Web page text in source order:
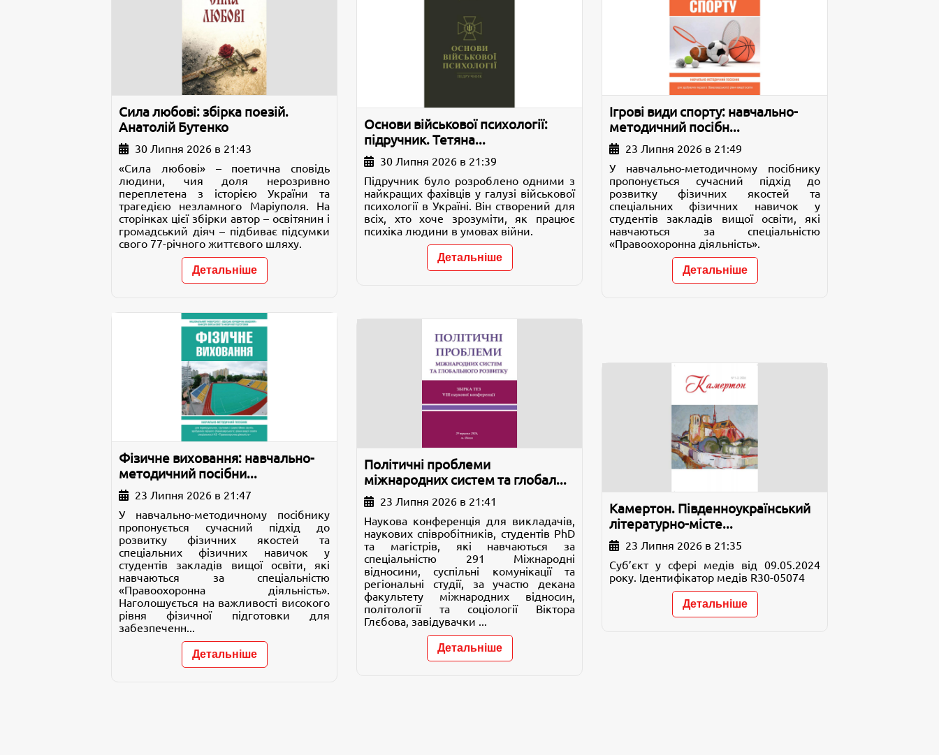
Сила любові: збірка поезій.
Анатолій Бутенко
30 Липня 2026 в 21:43
«Сила любові» – поетична сповідь
людини, чия доля нерозривно
переплетена з історією України та
трагедією незламного Маріуполя. На
сторінках цієї збірки автор – освітянин і
громадський діяч – підбиває підсумки
свого 77-річного життєвого шляху.
Детальніше
Основи військової психології:
підручник. Тетяна...
30 Липня 2026 в 21:39
Підручник було розроблено одними з
найкращих фахівців у галузі військової
психології в Україні. Він створений для
всіх, хто хоче зрозуміти, як працює
психіка людини в умовах війни.
Детальніше
Ігрові види спорту: навчально-
методичний посібн...
23 Липня 2026 в 21:49
У навчально-методичному посібнику
пропонується сучасний підхід до
розвитку фізичних якостей та
спеціальних фізичних навичок у
студентів закладів вищої освіти, які
навчаються за спеціальністю
«Правоохоронна діяльність».
Детальніше
Фізичне виховання: навчально-
методичний посібни...
23 Липня 2026 в 21:47
У навчально-методичному посібнику
пропонується сучасний підхід до
розвитку фізичних якостей та
спеціальних фізичних навичок у
студентів закладів вищої освіти, які
навчаються за спеціальністю
«Правоохоронна діяльність».
Наголошується на важливості високого
рівня фізичної підготовки для
забезпеченн...
Детальніше
Політичні проблеми
міжнародних систем та глобал...
23 Липня 2026 в 21:41
Наукова конференція для викладачів,
наукових співробітників, студентів PhD
та магістрів, які навчаються за
спеціальністю 291 Міжнародні
відносини, суспільні комунікації та
регіональні студії, за участю декана
факультету міжнародних відносин,
політології та соціології Віктора
Глєбова, завідувачки ...
Детальніше
Камертон. Південноукраїнський
літературно-місте...
23 Липня 2026 в 21:35
Суб’єкт у сфері медів від 09.05.2024
року. Ідентифікатор медів R30-05074
Детальніше